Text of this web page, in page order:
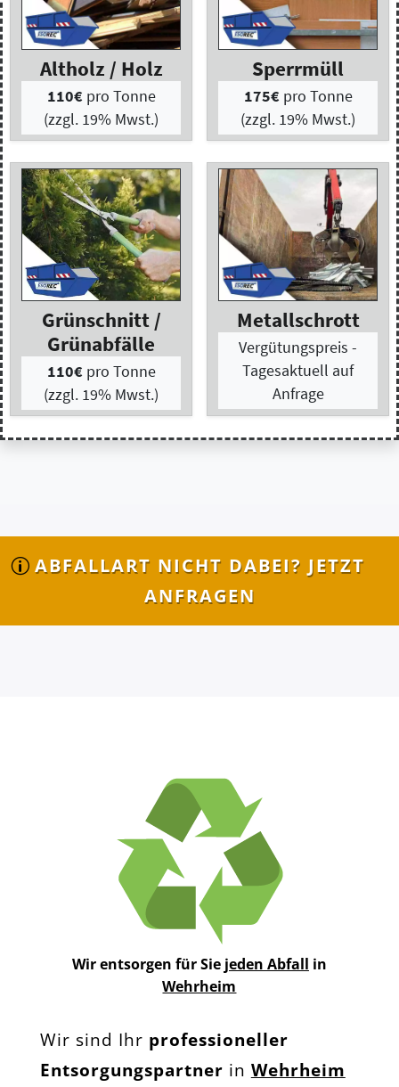
ABFALLART NICHT DABEI? JETZT
ANFRAGEN
Wir entsorgen für Sie jeden Abfall in
Wehrheim
Wir sind Ihr professioneller
Entsorgungspartner in Wehrheim